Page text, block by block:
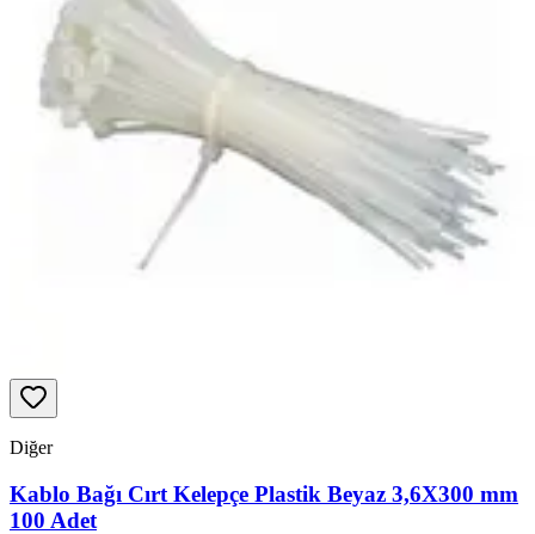
Diğer
Kablo Bağı Cırt Kelepçe Plastik Beyaz 3,6X300 mm
100 Adet